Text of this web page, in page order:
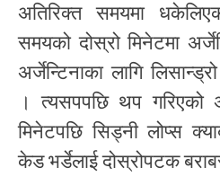
अतिरिक्त समयमा
समयको दोस्रो मिनेटमा
अर्जेन्टिनाका लागि
। त्यसपपछि थप गरिएको
मिनेटपछि सिड्नी लोप्स
केड भर्डेलाई दोस्रोपटक